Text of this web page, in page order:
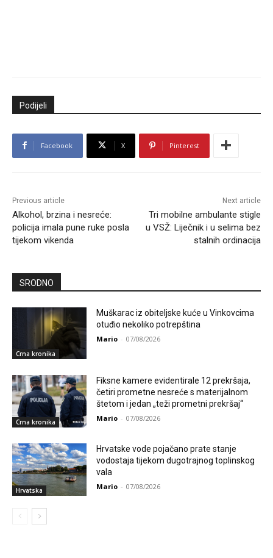
Podijeli
Facebook X Pinterest
Previous article
Alkohol, brzina i nesreće:
policija imala pune ruke posla
tijekom vikenda
Next article
Tri mobilne ambulante stigle
u VSŽ: Liječnik i u selima bez
stalnih ordinacija
SRODNO
Crna kronika
Muškarac iz obiteljske kuće u Vinkovcima
otuđio nekoliko potrepština
Mario - 07/08/2026
Crna kronika
Fiksne kamere evidentirale 12 prekršaja,
četiri prometne nesreće s materijalnom
štetom i jedan „teži prometni prekršaj“
Mario - 07/08/2026
Hrvatska
Hrvatske vode pojačano prate stanje
vodostaja tijekom dugotrajnog toplinskog
vala
Mario - 07/08/2026